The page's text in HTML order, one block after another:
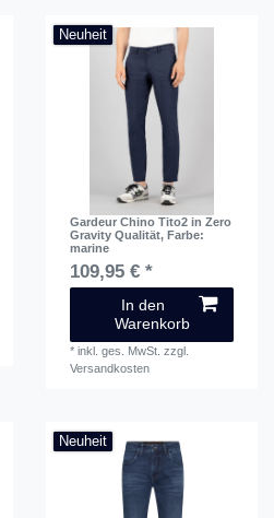
Neuheit
Gardeur Chino Tito2 in Zero
Gravity Qualität, Farbe:
marine
109,95 € *
In den
Warenkorb
*inkl. ges. MwSt. zzgl.
Versandkosten
Neuheit